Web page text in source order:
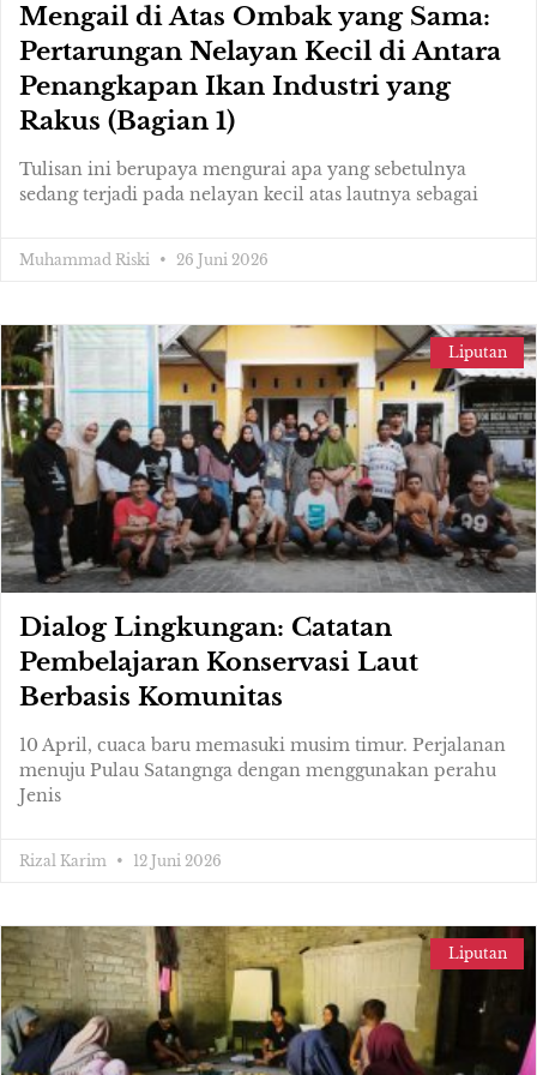
Mengail di Atas Ombak yang Sama:
Pertarungan Nelayan Kecil di Antara
Penangkapan Ikan Industri yang
Rakus (Bagian 1)
Tulisan ini berupaya mengurai apa yang sebetulnya
sedang terjadi pada nelayan kecil atas lautnya sebagai
Muhammad Riski 26 Juni 2026
Liputan
Dialog Lingkungan: Catatan
Pembelajaran Konservasi Laut
Berbasis Komunitas
10 April, cuaca baru memasuki musim timur. Perjalanan
menuju Pulau Satangnga dengan menggunakan perahu
Jenis
Rizal Karim 12 Juni 2026
Liputan